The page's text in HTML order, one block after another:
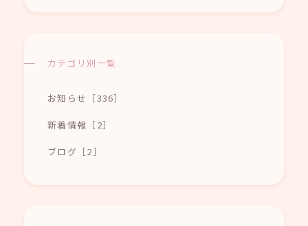
カテゴリ別一覧
お知らせ［336］
新着情報［2］
ブログ［2］